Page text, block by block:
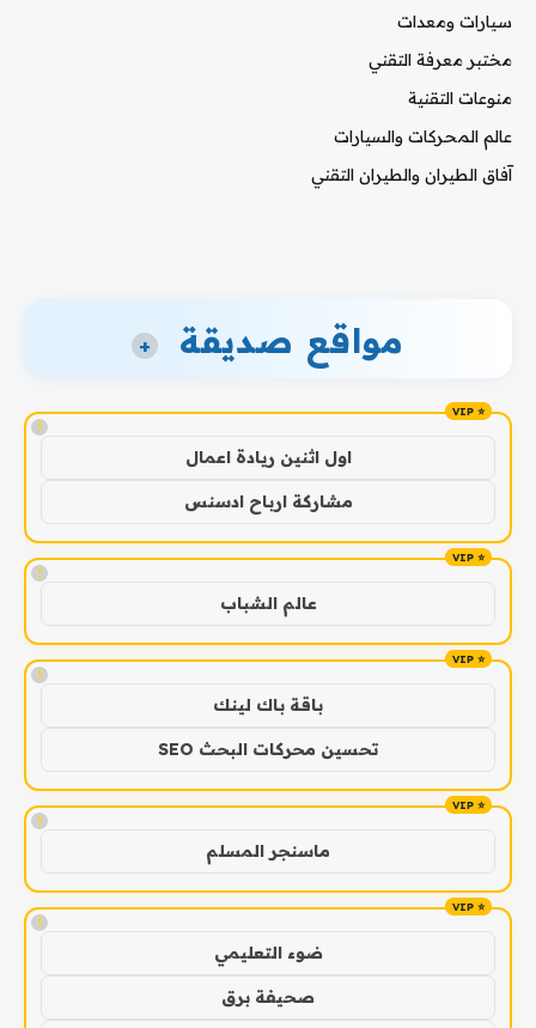
سيارات ومعدات
مختبر معرفة التقني
منوعات التقنية
عالم المحركات والسيارات
آفاق الطيران والطيران التقني
مواقع صديقة +
!
اول اثنين ريادة اعمال
مشاركة ارباح ادسنس
!
عالم الشباب
!
باقة باك لينك
تحسين محركات البحث SEO
!
ماسنجر المسلم
!
ضوء التعليمي
صحيفة برق